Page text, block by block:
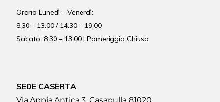
OrarioLunedì – Venerdì:
8:30 – 13:00 / 14:30 – 19:00
Sabato: 8:30 – 13:00 | Pomeriggio Chiuso
SEDE CASERTA
Via Appia Antica 3, Casapulla 81020